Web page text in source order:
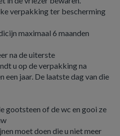
verpakking ter bescherming
maximaal 6 maanden
na de uiterste
u op de verpakking na
een jaar. De laatste dag van die
gootsteen of de wc en gooi ze
moet doen die u niet meer